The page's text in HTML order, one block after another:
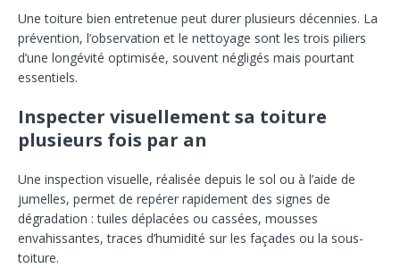
Une toiture bien entretenue peut durer plusieurs décennies. La
prévention, l’observation et le nettoyage sont les trois piliers
d’une longévité optimisée, souvent négligés mais pourtant
essentiels.
Inspecter visuellement sa toiture
plusieurs fois par an
Une inspection visuelle, réalisée depuis le sol ou à l’aide de
jumelles, permet de repérer rapidement des signes de
dégradation : tuiles déplacées ou cassées, mousses
envahissantes, traces d’humidité sur les façades ou la sous-
toiture.